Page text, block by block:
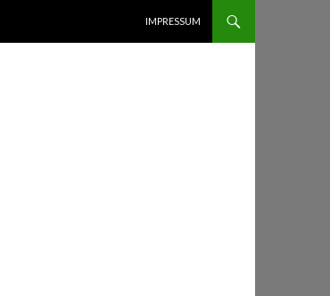
IMPRESSUM